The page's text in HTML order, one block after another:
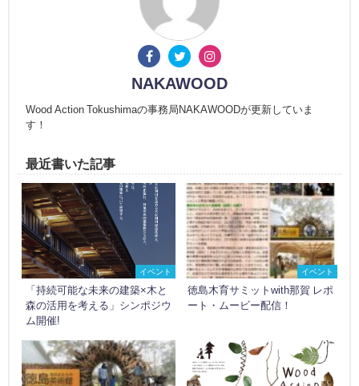
NAKAWOOD
Wood Action Tokushimaの事務局NAKAWOODが更新していま
す！
最近書いた記事
イベント
「持続可能な未来の建築×木と
森の活用を考える」シンポジウ
ム開催!
イベント
徳島木育サミットwith那賀 レポ
ート・ムービー配信！